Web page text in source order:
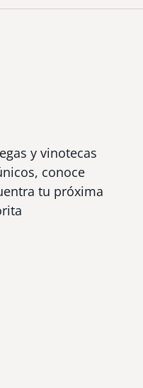
y vinotecas
conoce
tu próxima